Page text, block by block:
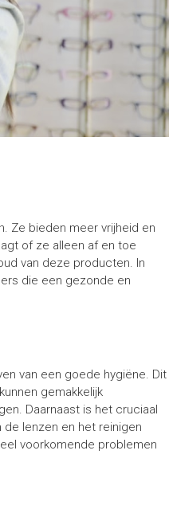
Ze bieden meer vrijheid en
of ze alleen af en toe
van deze producten. In
die een gezonde en
van een goede hygiëne. Dit
gemakkelijk
Daarnaast is het cruciaal
lenzen en het reinigen
voorkomende problemen